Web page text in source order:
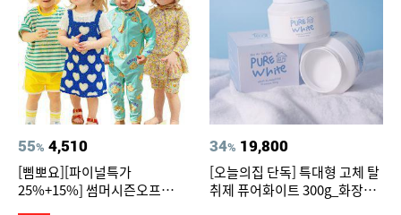
55% 4,510
[삠뽀요][파이널특가
25%+15%] 썸머시즌오프
34% 19,800
[오늘의집 단독] 특대형 고체 탈
취제 퓨어화이트 300g_화장실